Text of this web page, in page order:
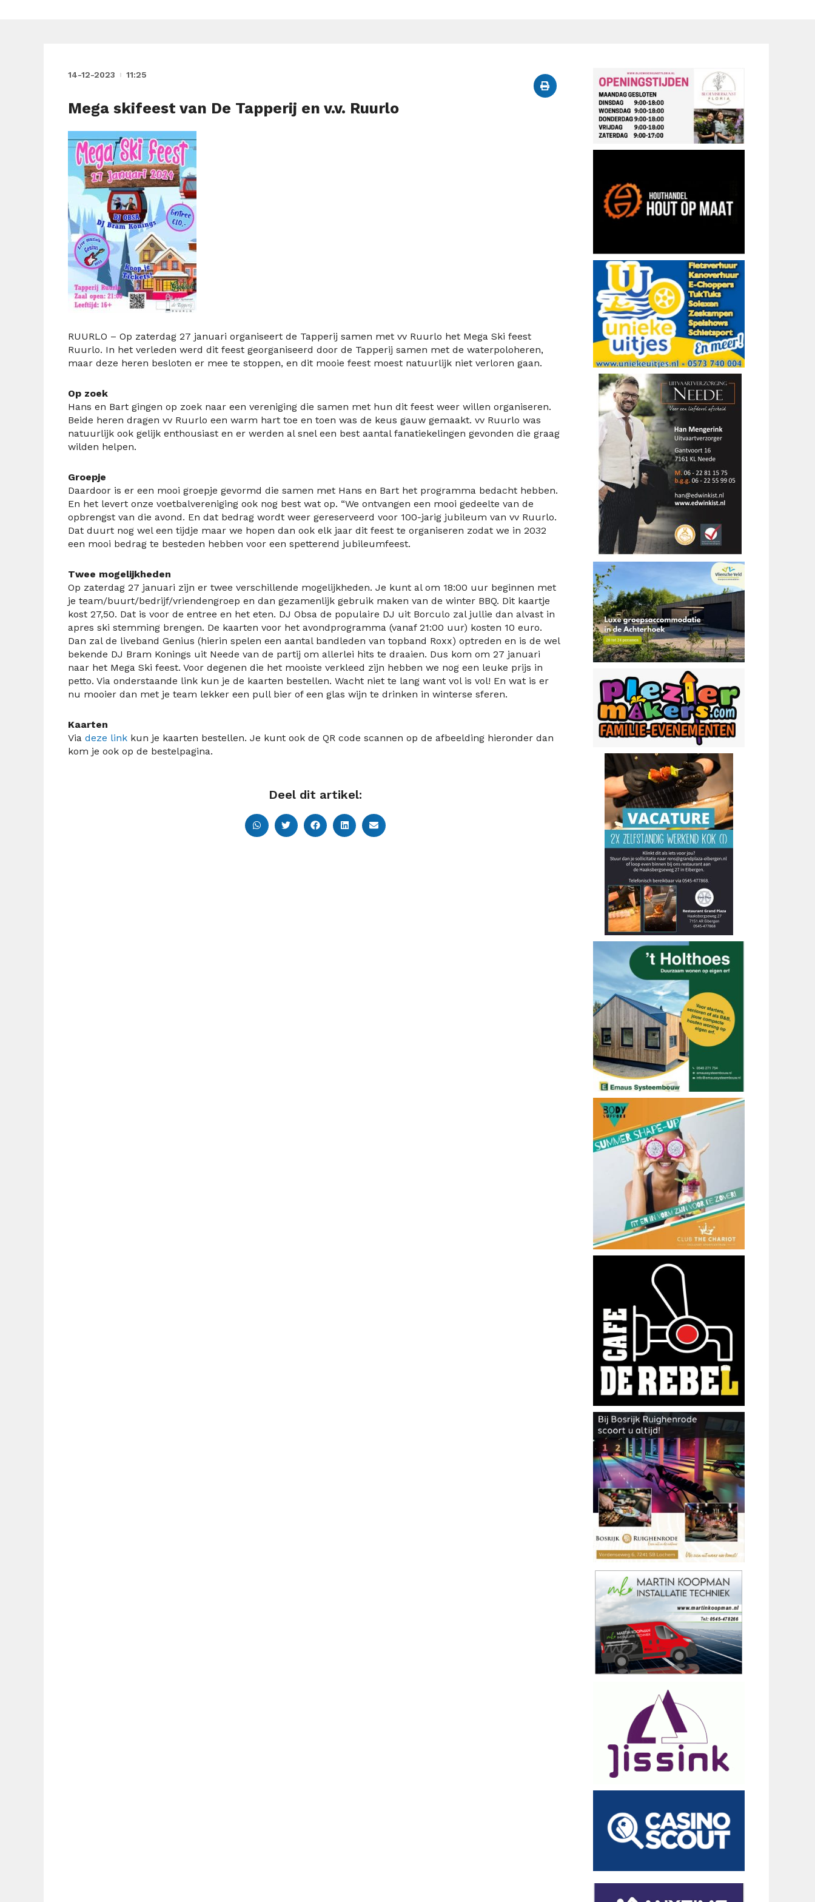
14-12-2023 11:25
Mega skifeest van De Tapperij en v.v. Ruurlo
RUURLO – Op zaterdag 27 januari organiseert de Tapperij samen met vv Ruurlo het Mega Ski feest
Ruurlo. In het verleden werd dit feest georganiseerd door de Tapperij samen met de waterpoloheren,
maar deze heren besloten er mee te stoppen, en dit mooie feest moest natuurlijk niet verloren gaan.
Op zoek
Hans en Bart gingen op zoek naar een vereniging die samen met hun dit feest weer willen organiseren.
Beide heren dragen vv Ruurlo een warm hart toe en toen was de keus gauw gemaakt. vv Ruurlo was
natuurlijk ook gelijk enthousiast en er werden al snel een best aantal fanatiekelingen gevonden die graag
wilden helpen.
Groepje
Daardoor is er een mooi groepje gevormd die samen met Hans en Bart het programma bedacht hebben.
En het levert onze voetbalvereniging ook nog best wat op. “We ontvangen een mooi gedeelte van de
opbrengst van die avond. En dat bedrag wordt weer gereserveerd voor 100-jarig jubileum van vv Ruurlo.
Dat duurt nog wel een tijdje maar we hopen dan ook elk jaar dit feest te organiseren zodat we in 2032
een mooi bedrag te besteden hebben voor een spetterend jubileumfeest.
Twee mogelijkheden
Op zaterdag 27 januari zijn er twee verschillende mogelijkheden. Je kunt al om 18:00 uur beginnen met
je team/buurt/bedrijf/vriendengroep en dan gezamenlijk gebruik maken van de winter BBQ. Dit kaartje
kost 27,50. Dat is voor de entree en het eten. DJ Obsa de populaire DJ uit Borculo zal jullie dan alvast in
apres ski stemming brengen. De kaarten voor het avondprogramma (vanaf 21:00 uur) kosten 10 euro.
Dan zal de liveband Genius (hierin spelen een aantal bandleden van topband Roxx) optreden en is de wel
bekende DJ Bram Konings uit Neede van de partij om allerlei hits te draaien. Dus kom om 27 januari
naar het Mega Ski feest. Voor degenen die het mooiste verkleed zijn hebben we nog een leuke prijs in
petto. Via onderstaande link kun je de kaarten bestellen. Wacht niet te lang want vol is vol! En wat is er
nu mooier dan met je team lekker een pull bier of een glas wijn te drinken in winterse sferen.
Kaarten
Via deze link kun je kaarten bestellen. Je kunt ook de QR code scannen op de afbeelding hieronder dan
kom je ook op de bestelpagina.
Deel dit artikel: